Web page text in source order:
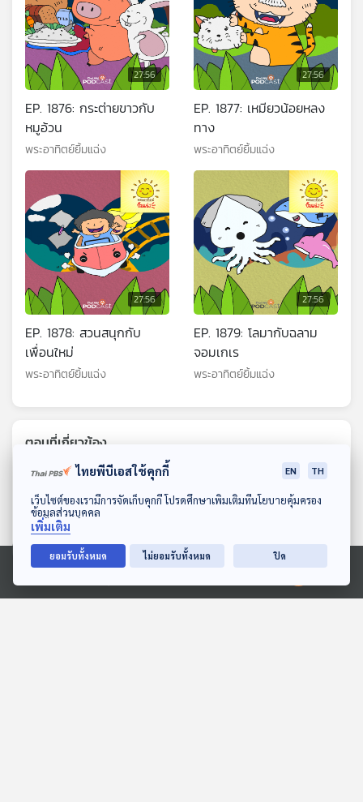
ดาวน์โหลด Thai PBS Podcast Application
Ⓒ 2020 องค์การกระจายเสียงและแพร่ภาพสาธารณะแห่งประเทศไทย
27:56
EP. 1876: กระต่ายขาวกับ
หมูอ้วน
พระอาทิตย์ยิ้มแฉ่ง
27:56
EP. 1877: เหมียวน้อยหลง
ทาง
พระอาทิตย์ยิ้มแฉ่ง
27:56
EP. 1878: สวนสนุกกับ
เพื่อนใหม่
พระอาทิตย์ยิ้มแฉ่ง
27:56
EP. 1879: โลมากับฉลาม
จอมเกเร
พระอาทิตย์ยิ้มแฉ่ง
ตอนที่เกี่ยวข้อง
27:56 27:56
ไทยพีบีเอสใช้คุกกี้ EN TH
เว็บไซต์ของเรามีการจัดเก็บคุกกี้ โปรดศึกษาเพิ่มเติมที่นโยบายคุ้มครอง
ข้อมูลส่วนบุคคล
เพิ่มเติม
ยอมรับทั้งหมด ไม่ยอมรับทั้งหมด ปิด